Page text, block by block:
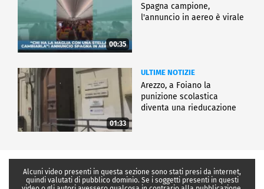
00:35
Spagna campione,
l'annuncio in aereo è virale
01:33
ULTIME NOTIZIE
Arezzo, a Foiano la
punizione scolastica
diventa una rieducazione
Alcuni video presenti in questa sezione sono stati presi da internet,
quindi valutati di pubblico dominio. Se i soggetti presenti in questi